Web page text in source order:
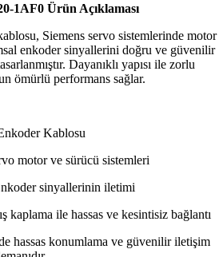
1AF0 Ürün Açıklaması
Siemens servo sistemlerinde motor
enkoder sinyallerini doğru ve güvenilir
Dayanıklı yapısı ile zorlu
ömürlü performans sağlar.
Kablosu
motor ve sürücü sistemleri
sinyallerinin iletimi
kaplama ile hassas ve kesintisiz bağlantı
hassas konumlama ve güvenilir iletişim